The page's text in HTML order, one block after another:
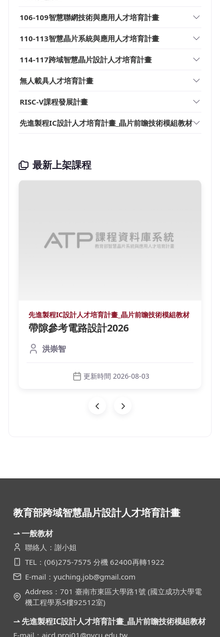
106-109智慧聯網技術與應用人才培育計畫
110-113智慧晶片系統與應用人才培育計畫
114-117跨域智慧晶片設計人才培育計畫
無人載具人才培育計畫
RISC-V課程發展計畫
先進製程IC設計人才培育計畫_晶片前瞻技術模組教材
最新上架課程
先進製程IC設計人才培育計畫_晶片前瞻技術模組教材
帶隙參考電路設計2026
洪崇智
更新時間 2026-08-03
教育部跨域智慧晶片設計人才培育計畫
⇀ 一般教材
聯絡人：謝小姐
TEL：(06)275-7575 分機 62400再轉1922
E-mail：yuching.job@gmail.com
Address：701 臺南市東區大學路1號 (國立成功大學電
機工程學系5樓92512室)
⇀ 先進製程IC設計人才培育計畫_晶片前瞻技術模組教材
E-mail：aicd.proj01@nycu.edu.tw